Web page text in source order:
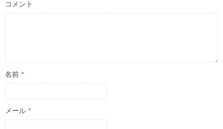
コメント
名前 *
メール *